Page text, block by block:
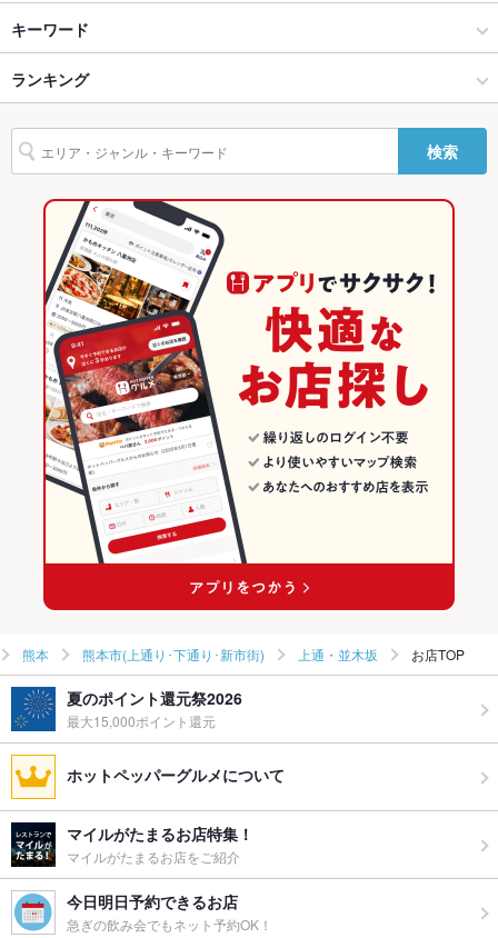
バリアフリ
ー
駐車場
英語メニュ
ー
その他設備 その他設備についてはお問合せ下さい。
飲み放題 あり ：飲み放題付きプランあり♪
食べ放題 なし ：食べ放題はございません。ご了承ください。
焼酎充実、日本酒充実
お子様連れ お子様連れOK ：ご家族でのご利用も歓迎です♪
ウェディン
グパーティ
二次会やサク飲みにもご利用いただけます。
プライズ対
可
熊本市(上通り･下通り･新市街) × 居酒屋
熊本市(上通り･下通り･新市街) × 和風
水道町駅 × 居酒屋
水道町駅 × 和風
創作料理
熊本市(上通り･下通り･新市街) × 創作料理
熊本市(上通り･下通り･新市街) × 和風
水道町駅 × 創作料理
水道町駅 × 和風
上通・並木坂 × 居酒屋
上通・並木坂 × 和風
上通・並木坂 × 創作料理
上通・並木坂 × 和風
熊本 × 居酒屋
熊本 × 和風
熊本 × 創作料理
熊本 × 和風
熊本城・市役所前駅
水道町駅
通町筋駅
キーワード
からあげ
ランキング
熊本のグルメランキング
熊本の居酒屋ランキング
熊本市(上通り･下通り･新市街)のグルメランキング
熊本市(上通り･下通り･新市街)の居酒屋ランキング
上通・並木坂のグルメランキング
上通・並木坂の居酒屋ランキング
検索
熊本 熊本市(上通り･下通り･新市街) 上通・並木坂 お店TOP
夏のポイント還元祭2026
最大15,000ポイント還元
ホットペッパーグルメについて
マイルがたまるお店特集！
マイルがたまるお店をご紹介
今日明日予約できるお店
急ぎの飲み会でもネット予約OK！